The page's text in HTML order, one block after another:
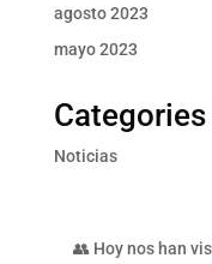
agosto 2023
mayo 2023
Categories
Noticias
👥 Hoy nos han